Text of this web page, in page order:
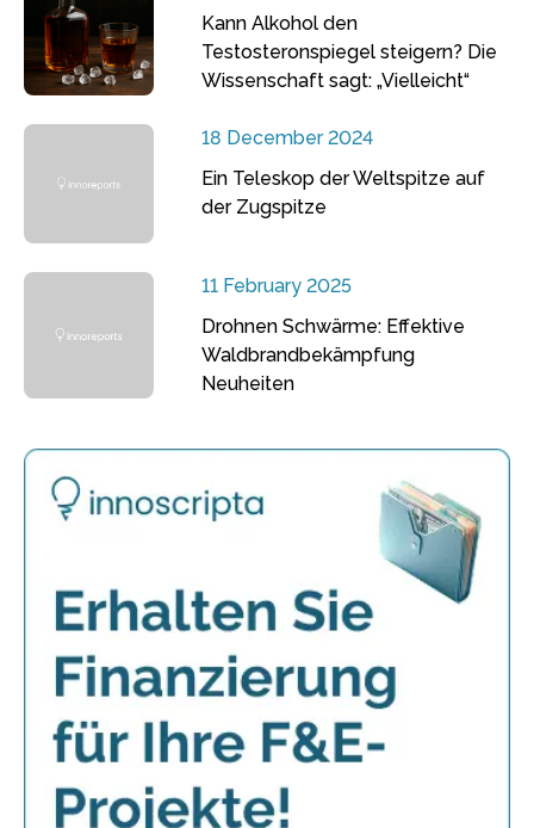
Kann Alkohol den
Testosteronspiegel steigern? Die
Wissenschaft sagt: „Vielleicht“
18 December 2024
Ein Teleskop der Weltspitze auf
der Zugspitze
11 February 2025
Drohnen Schwärme: Effektive
Waldbrandbekämpfung
Neuheiten